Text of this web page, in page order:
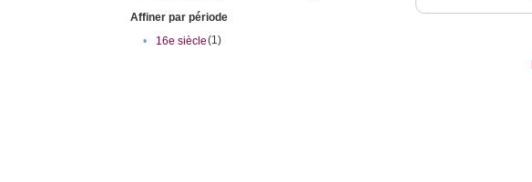
Affiner par période
•
16e siècle(1)